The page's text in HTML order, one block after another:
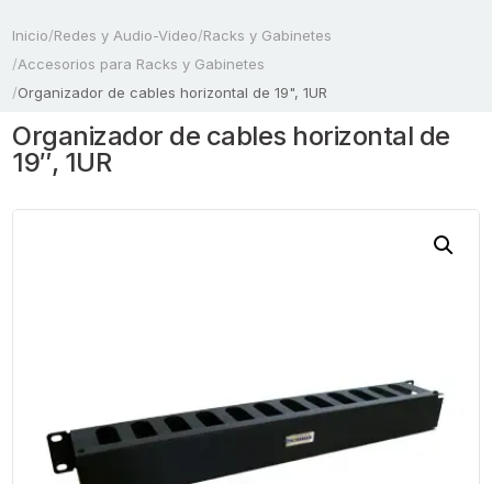
Inicio/Redes y Audio-Video/Racks y Gabinetes
/Accesorios para Racks y Gabinetes
/Organizador de cables horizontal de 19", 1UR
Organizador de cables horizontal de
19″, 1UR